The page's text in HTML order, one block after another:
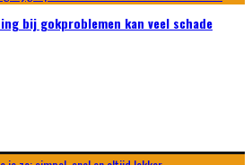
bij gokproblemen kan veel schade